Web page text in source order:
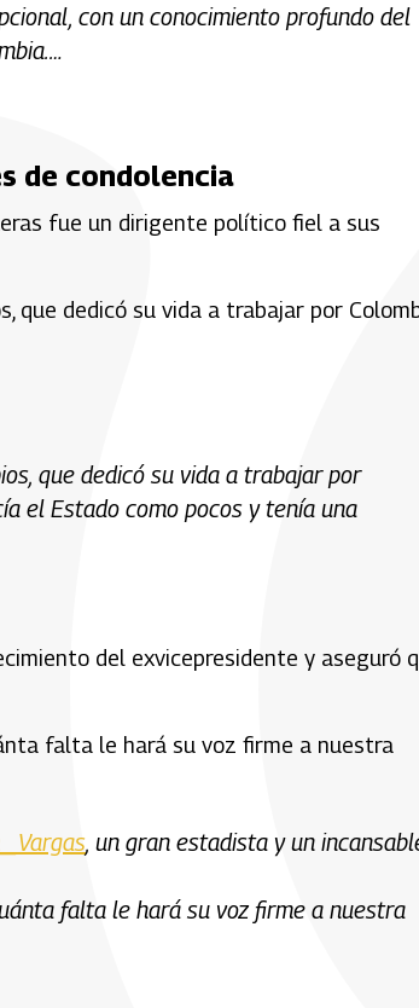
con un conocimiento profundo del
de condolencia
fue un dirigente político fiel a sus
que dedicó su vida a trabajar por
que dedicó su vida a trabajar por
el Estado como pocos y tenía una
del exvicepresidente y aseguró
falta le hará su voz firme a nuestra
, un gran estadista y un
falta le hará su voz firme a nuestra